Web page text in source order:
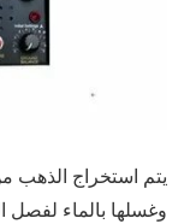
يتم استخراج
وغسلها بالماء